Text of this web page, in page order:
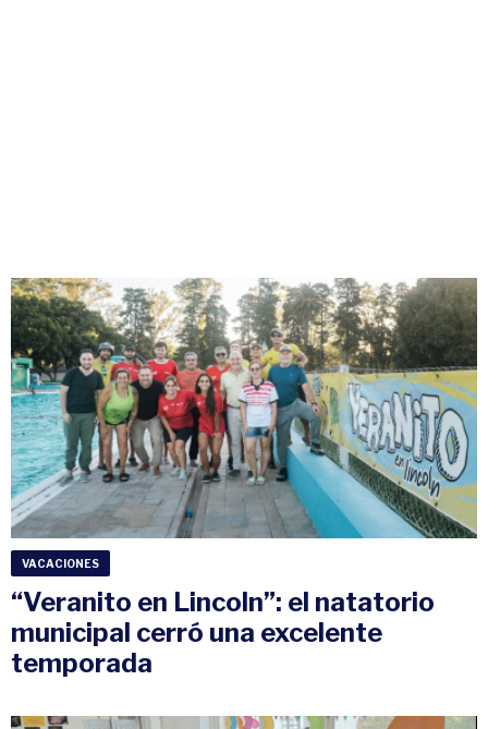
VACACIONES
“Veranito en Lincoln”: el natatorio
municipal cerró una excelente
temporada